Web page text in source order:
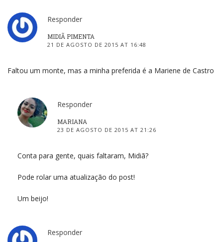
Responder
MIDIÃ PIMENTA
21 DE AGOSTO DE 2015 AT 16:48
Faltou um monte, mas a minha preferida é a Mariene de Castro
Responder
MARIANA
23 DE AGOSTO DE 2015 AT 21:26
Conta para gente, quais faltaram, Midiã?
Pode rolar uma atualização do post!
Um beijo!
Responder